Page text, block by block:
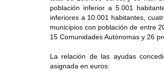
población inferior a 5.001
inferiores a 10.001 habitantes,
municipios con población de entre
15 Comunidades Autónomas y 26
La relación de las ayudas
asignada en euros: